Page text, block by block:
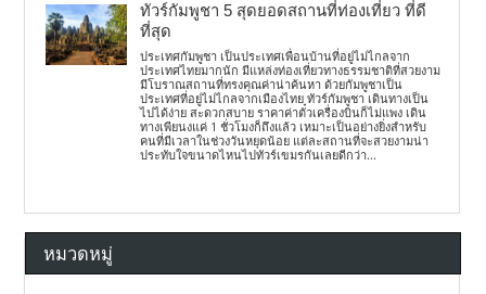
ทัวร์กัมพูชา 5 สุดยอดสถานที่ท่องเที่ยว ที่ดี
ที่สุด
ประเทศกัมพูชา เป็นประเทศเพื่อนบ้านที่อยู่ไม่ไกลจาก
ประเทศไทยมากนัก มีแหล่งท่องเที่ยวทางธรรมชาติที่สวยงาม
มีโบราณสถานที่ทรงคุณค่าน่าค้นหา ด้วยกัมพูชาเป็น
ประเทศที่อยู่ไม่ไกลจากเมืองไทย ทัวร์กัมพูชา เดินทางเป็น
ไปได้ง่าย สะดวกสบาย ราคาค่าตั๋วเครื่องบินก็ไม่แพง เดิน
ทางเพียนงแค่ 1 ชั่วโมงก็ถึงแล้ว เหมาะเป็นอย่างยิ่งสำหรับ
คนที่มีเวลาในช่วงวันหยุดน้อย แต่ละสถานที่จะสวยงามน่า
ประทับใจขนาดไหนไปทัวร์เขมรกันเลยดีกว่า...
หมวดหมู่